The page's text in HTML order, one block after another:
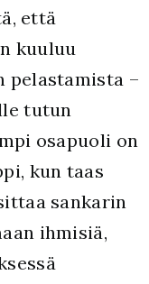
että
kuuluu
pelastamista –
tutun
osapuoli on
kun taas
sankarin
ihmisiä,